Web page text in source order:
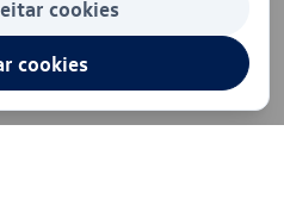
cookies
cookies